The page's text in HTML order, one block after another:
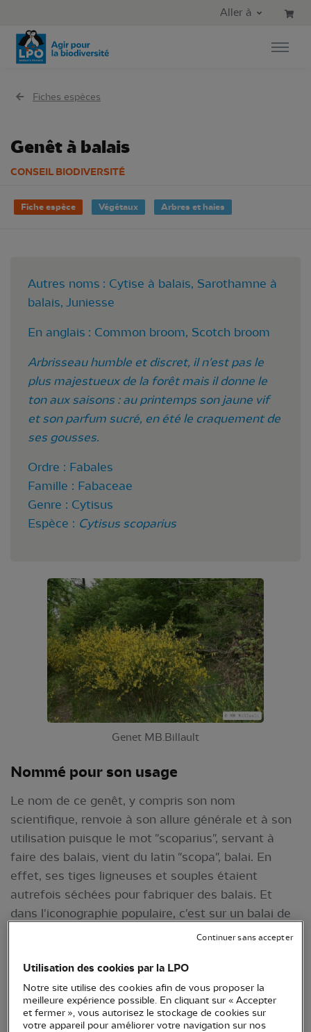
Aller au menu principal
Aller à
Fiches espèces
Genêt à balais
CONSEIL BIODIVERSITÉ
Fiche espèce Végétaux Arbres et haies
Autres noms : Cytise à balais, Sarothamne à
balais, Juniesse
En anglais : Common broom, Scotch broom
Arbrisseau humble et discret, il n'est pas le
plus majestueux de la forêt mais il donne le
ton aux saisons : au printemps son jaune vif
et son parfum sucré, en été le craquement de
ses gousses.
Ordre : Fabales
Famille : Fabaceae
Genre : Cytisus
Espèce : Cytisus scoparius
Genet MB.Billault
Nommé pour son usage
Le nom de ce genêt, y compris son nom
scientifique, renvoie à son allure générale et à son
utilisation puisque le mot "scoparius", servant à
faire des balais, vient du latin "scopa", balai. En
effet, ses tiges ligneuses et souples étaient
autrefois séchées pour fabriquer des balais. Et
dans l'iconographie populaire, c'est sur un balai de
genêt que les sorcières s'envolent !
« J’ai senti l’odeur des genêts, sous la lumière
blanche et timide,
Ces odeurs capables de souvenirs
Si rapides si parfaits si limpides si concrets » :
Utilisation des cookies par la LPO
Notre site utilise des cookies afin de vous proposer la
meilleure expérience possible. En cliquant sur « Accepter
et fermer », vous autorisez le stockage de cookies sur
votre appareil pour améliorer votre navigation sur nos
Continuer sans accepter